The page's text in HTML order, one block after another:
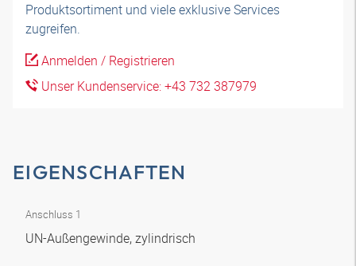
Produktsortiment und viele exklusive Services
zugreifen.
Anmelden / Registrieren
Unser Kundenservice: +43 732 387979
EIGENSCHAFTEN
Anschluss 1
UN-Außengewinde, zylindrisch